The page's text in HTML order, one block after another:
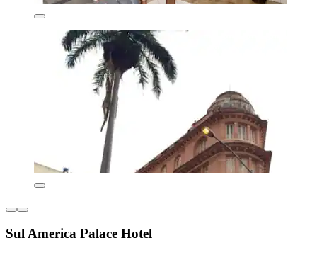
Sul America Palace Hotel